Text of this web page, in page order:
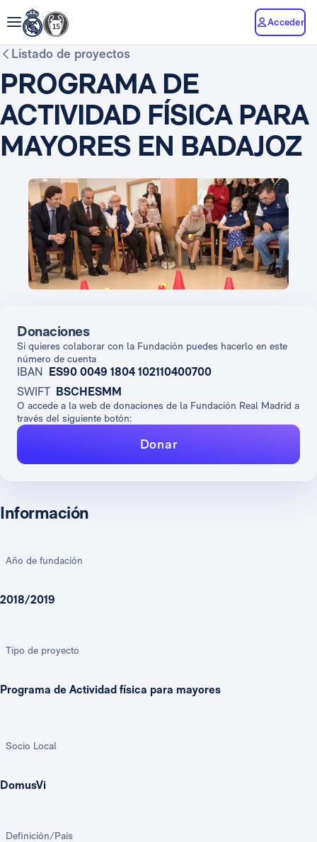
Acceder
Listado de proyectos
PROGRAMA DE
ACTIVIDAD FÍSICA PARA
MAYORES EN BADAJOZ
Información
Año de fundación
2018/2019
Tipo de proyecto
Programa de Actividad física para mayores
Socio Local
DomusVi
Definición/País
Donaciones
Si quieres colaborar con la Fundación puedes hacerlo en este
número de cuenta
IBAN ES90 0049 1804 102110400700
SWIFT BSCHESMM
O accede a la web de donaciones de la Fundación Real Madrid a
través del siguiente botón:
Donar